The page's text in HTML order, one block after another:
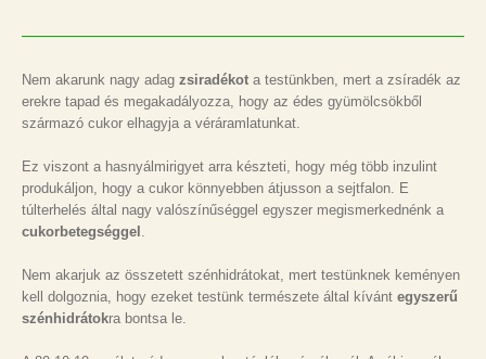
Nem akarunk nagy adag zsiradékot a testünkben, mert a zsíradék az
erekre tapad és megakadályozza, hogy az édes gyümölcsökből
származó cukor elhagyja a véráramlatunkat.
Ez viszont a hasnyálmirigyet arra készteti, hogy még több inzulint
produkáljon, hogy a cukor könnyebben átjusson a sejtfalon. E
túlterhelés által nagy valószínűséggel egyszer megismerkednénk a
cukorbetegséggel
Nem akarjuk az összetett szénhidrátokat, mert testünknek keményen
kell dolgoznia, hogy ezeket testünk természete által kívánt egyszerű
szénhidrátokra bontsa le.